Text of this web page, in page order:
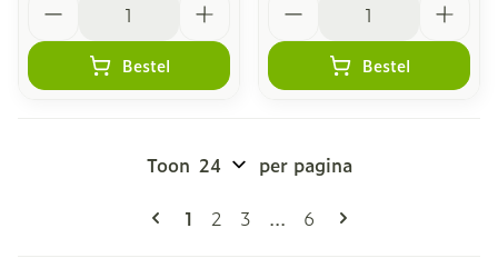
Bestel Bestel
Pagina's
U lees momenteel pagina
1 Pagina
2 Pagina
3 ... Pagina
6
Toon per pagina